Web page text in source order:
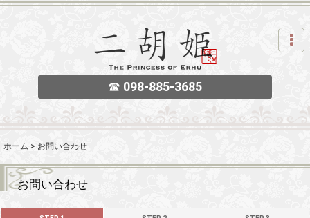
☎ 098-885-3685
ホーム > お問い合わせ
お問い合わせ